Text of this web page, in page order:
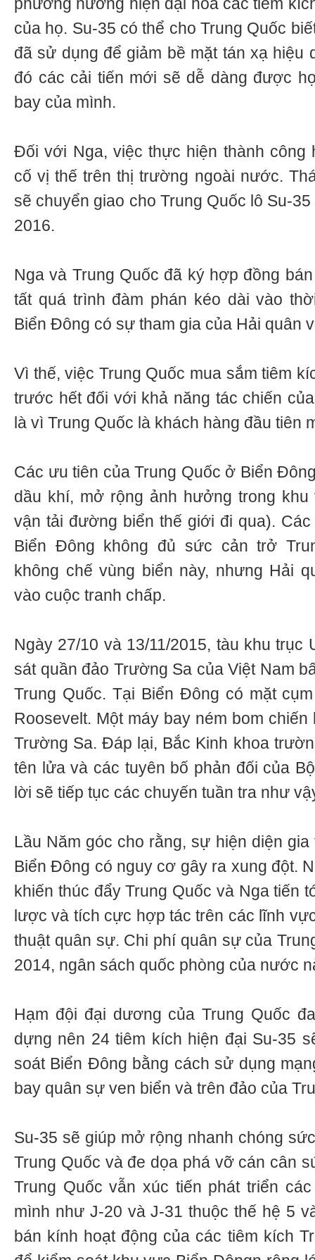
của họ. Su-35 có thể cho Trung Quốc
đã sử dụng để giảm bề mặt tán xạ hiệu
đó các cải tiến mới sẽ dễ dàng được
bay của mình.
Đối với Nga, việc thực hiện thành công
cố vị thế trên thị trường ngoài nước.
sẽ chuyển giao cho Trung Quốc lô Su-
2016.
Nga và Trung Quốc đã ký hợp đồng
tất quá trình đàm phán kéo dài vào
Biển Đông có sự tham gia của Hải quân
Vì thế, việc Trung Quốc mua sắm tiêm
trước hết đối với khả năng tác chiến
là vì Trung Quốc là khách hàng đầu tiên
Các ưu tiên của Trung Quốc ở Biển
dầu khí, mở rộng ảnh hưởng trong
vận tải đường biển thế giới đi qua).
Biển Đông không đủ sức cản trở
không chế vùng biển này, nhưng Hải
vào cuộc tranh chấp.
Ngày 27/10 và 13/11/2015, tàu khu trục
sát quần đảo Trường Sa của Việt Nam
Trung Quốc. Tại Biển Đông có mặt
Roosevelt. Một máy bay ném bom
Trường Sa. Đáp lại, Bắc Kinh khoa
tên lửa và các tuyên bố phản đối của
lời sẽ tiếp tục các chuyến tuần tra như
Lầu Năm góc cho rằng, sự hiện diện
Biển Đông có nguy cơ gây ra xung đột.
khiến thúc đẩy Trung Quốc và Nga tiến
lược và tích cực hợp tác trên các lĩnh
thuật quân sự. Chi phí quân sự của
2014, ngân sách quốc phòng của nước
Hạm đội đại dương của Trung Quốc
dựng nên 24 tiêm kích hiện đại Su-35
soát Biển Đông bằng cách sử dụng
bay quân sự ven biển và trên đảo của
Su-35 sẽ giúp mở rộng nhanh chóng
Trung Quốc và đe dọa phá vỡ cán cân
Trung Quốc vẫn xúc tiến phát triển
mình như J-20 và J-31 thuộc thế hệ 5
bán kính hoạt động của các tiêm kích